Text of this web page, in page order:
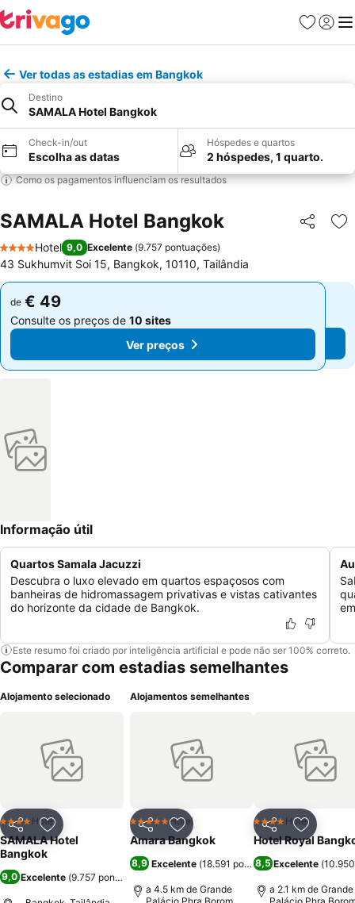
Favoritos
Iniciar
Ver todas as estadias em Bangkok
Destino
SAMALA Hotel Bangkok
Check-in/out
Escolha as datas
Hóspedes e quartos
2 hóspedes, 1 quarto.
Como os pagamentos influenciam os resultados
SAMALA Hotel Bangkok Partilhar
4 Estrelas
Hotel 9,0 Excelente (9.757 pontuações)
43 Sukhumvit Soi 15, Bangkok, 10110, Tailândia
de € 49
Consulte os preços de 10 sites
Ver preços
de € 49
Consulte os preços de 10 sites
Ver preços
Informação útil
Quartos Samala Jacuzzi
Descubra o luxo elevado em quartos espaçosos com
banheiras de hidromassagem privativas e vistas cativantes
do horizonte da cidade de Bangkok.
Este resumo foi criado por inteligência artificial e pode não ser 100% correto.
Comparar com estadias semelhantes
Alojamento selecionado
PartilharAdicionar aos favoritos
4 EstrelasHotel
SAMALA Hotel
Bangkok
9,0 Excelente (9.757 pontuações
Alojamentos semelhantes
PartilharAdicionar aos favoritos
5 EstrelasHotel
Amara Bangkok
8,9 Excelente (18.591 pontuações)
a 4.5 km de Grande
Partilhar
4 EstrelasHotel
Hotel Royal
8,5 Excelente (
a 2.1 km de Grande